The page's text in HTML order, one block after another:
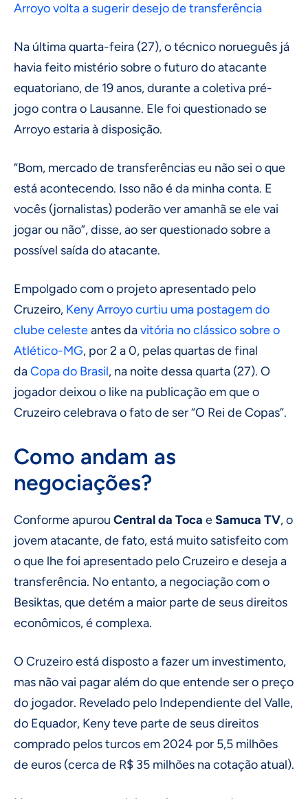
Arroyo volta a sugerir desejo de transferência
Na última quarta-feira (27), o técnico norueguês já
havia feito mistério sobre o futuro do atacante
equatoriano, de 19 anos, durante a coletiva pré-
jogo contra o Lausanne. Ele foi questionado se
Arroyo estaria à disposição.
“Bom, mercado de transferências eu não sei o que
está acontecendo. Isso não é da minha conta. E
vocês (jornalistas) poderão ver amanhã se ele vai
jogar ou não”, disse, ao ser questionado sobre a
possível saída do atacante.
Empolgado com o projeto apresentado pelo
Cruzeiro, Keny Arroyo curtiu uma postagem do
clube celesteantes davitória no clássico sobre o
Atlético-MG, por 2 a 0, pelas quartas de final
daCopa do Brasil, na noite dessa quarta (27). O
jogador deixou o like na publicação em que o
Cruzeiro celebrava o fato de ser “O Rei de Copas”.
Como andam as
negociações?
Conforme apurou Central da Toca eSamuca TV, o
jovem atacante, de fato, está muito satisfeito com
o que lhe foi apresentado pelo Cruzeiro e deseja a
transferência. No entanto, a negociação com o
Besiktas, que detém a maior parte de seus direitos
econômicos, é complexa.
O Cruzeiro está disposto a fazer um investimento,
mas não vai pagar além do que entende ser o preço
do jogador. Revelado pelo Independiente del Valle,
do Equador, Keny teve parte de seus direitos
comprado pelos turcos em 2024 por 5,5 milhões
de euros (cerca de R$ 35 milhões na cotação atual).